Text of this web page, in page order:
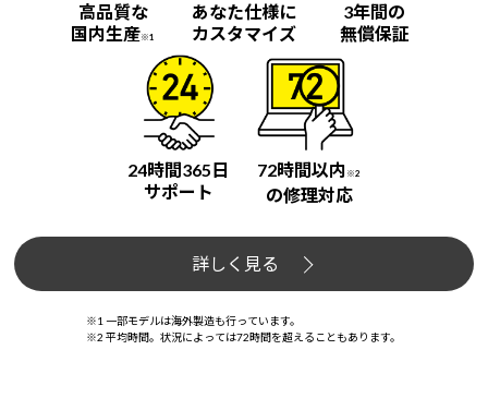
高品質な
国内生産※1
あなた仕様に
カスタマイズ
3年間の
無償保証
24時間365日
サポート
72時間以内 ※2
の修理対応
詳しく見る
※1 一部モデルは海外製造も行っています。
※2 平均時間。状況によっては72時間を超えることもあります。